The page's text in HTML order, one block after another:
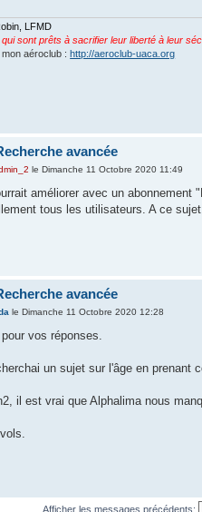
LFMD
sont prêts à sacrifier leur liberté à leur
mon aéroclub :http://aeroclub-uaca.org
avancée
le Dimanche 11 Octobre 2020 11:49
améliorer avec un abonnement
tous les utilisateurs. A ce
avancée
le Dimanche 11 Octobre 2020 12:28
vos réponses.
un sujet sur l'âge en prenant
il est vrai que Alphalima nous
Afficher les messages précédents: